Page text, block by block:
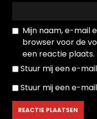
Mijn naam, e-mail
browser voor de
een reactie plaats.
Stuur mij een e-
Stuur mij een e-